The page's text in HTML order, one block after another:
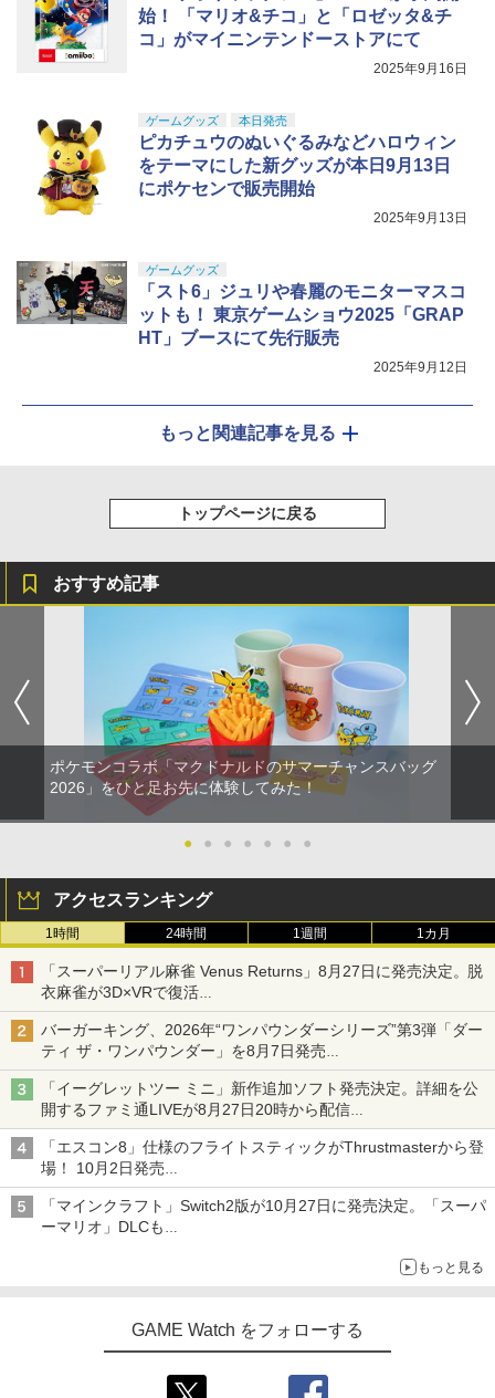
始！ 「マリオ&チコ」と「ロゼッタ&チ
コ」がマイニンテンドーストアにて
2025年9月16日
ゲームグッズ 本日発売
ピカチュウのぬいぐるみなどハロウィン
をテーマにした新グッズが本日9月13日
にポケセンで販売開始
2025年9月13日
ゲームグッズ
「スト6」ジュリや春麗のモニターマスコ
ットも！ 東京ゲームショウ2025「GRAP
HT」ブースにて先行販売
2025年9月12日
もっと関連記事を見る
トップページに戻る
おすすめ記事
ポケモンコラボ「マクドナルドのサマーチャンスバッグ
2026」をひと足お先に体験してみた！
● ● ● ● ● ● ●
アクセスランキング
1時間 24時間 1週間 1カ月
「スーパーリアル麻雀 Venus Returns」8月27日に発売決定。脱
衣麻雀が3D×VRで復活
発売から2週間は20%オフになるセールが実施
バーガーキング、2026年“ワンパウンダーシリーズ”第3弾「ダー
ティ ザ・ワンパウンダー」を8月7日発売
「特製ガーリックマヨソース」を使用した超大型チーズバーガー
「イーグレットツー ミニ」新作追加ソフト発売決定。詳細を公
開するファミ通LIVEが8月27日20時から配信
シリーズ累計100タイトルへ
「エスコン8」仕様のフライトスティックがThrustmasterから登
場！ 10月2日発売
ジョイスティックに振動機能を搭載。予約受付も開始
「マインクラフト」Switch2版が10月27日に発売決定。「スーパ
ーマリオ」DLCも
もっと見る
GAME Watch をフォローする